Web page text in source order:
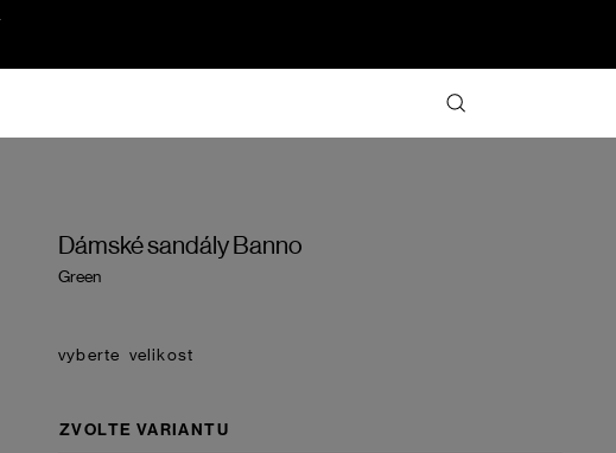
Dámské sandály Banno
Green
velikost
ZVOLTE VARIANTU